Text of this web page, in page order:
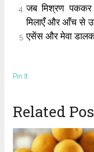
जब मिश्रण पककर
मिलाएँ और आँच से
एसेंस और मेवा
Pin It
Related